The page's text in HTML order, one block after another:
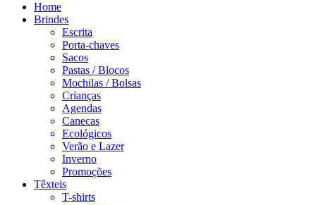
Home
Brindes
Escrita
Porta-chaves
Sacos
Pastas / Blocos
Mochilas / Bolsas
Crianças
Agendas
Canecas
Ecológicos
Verão e Lazer
Inverno
Promoções
Têxteis
T-shirts